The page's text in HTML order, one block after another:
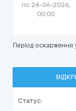
по 24-06-2026,
00:00
Період оскарження
Статус: